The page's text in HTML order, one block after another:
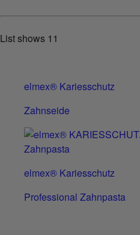
List shows 11
elmex® Kariesschutz
Zahnseide
elmex® Kariesschutz
Professional Zahnpasta